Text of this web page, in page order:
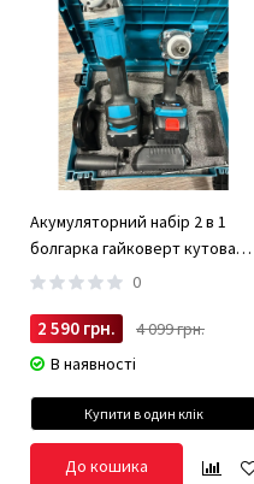
Акумуляторний набір 2 в 1
болгарка гайковерт кутова
(турбінка) 21V 4Ah
0
2 590 грн.
4 099 грн.
В наявності
Купити в один клік
До кошика